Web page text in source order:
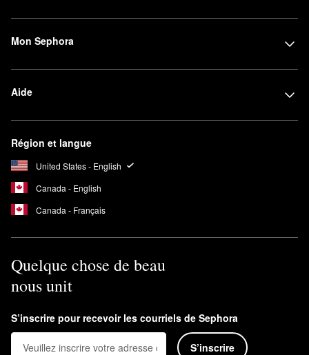
Mon Sephora
Aide
Région et langue
United States - English
Canada - English
Canada - Français
Quelque chose de beau
nous unit
S’inscrire pour recevoir les courriels de Sephora
S’inscrire